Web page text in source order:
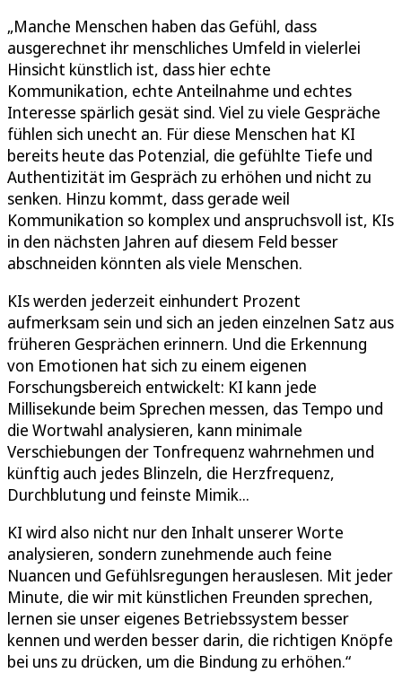
„Manche Menschen haben das Gefühl, dass
ausgerechnet ihr menschliches Umfeld in vielerlei
Hinsicht künstlich ist, dass hier echte
Kommunikation, echte Anteilnahme und echtes
Interesse spärlich gesät sind. Viel zu viele Gespräche
fühlen sich unecht an. Für diese Menschen hat KI
bereits heute das Potenzial, die gefühlte Tiefe und
Authentizität im Gespräch zu erhöhen und nicht zu
senken. Hinzu kommt, dass gerade weil
Kommunikation so komplex und anspruchsvoll ist, KIs
in den nächsten Jahren auf diesem Feld besser
abschneiden könnten als viele Menschen.
KIs werden jederzeit einhundert Prozent
aufmerksam sein und sich an jeden einzelnen Satz aus
früheren Gesprächen erinnern. Und die Erkennung
von Emotionen hat sich zu einem eigenen
Forschungsbereich entwickelt: KI kann jede
Millisekunde beim Sprechen messen, das Tempo und
die Wortwahl analysieren, kann minimale
Verschiebungen der Tonfrequenz wahrnehmen und
künftig auch jedes Blinzeln, die Herzfrequenz,
Durchblutung und feinste Mimik...
KI wird also nicht nur den Inhalt unserer Worte
analysieren, sondern zunehmende auch feine
Nuancen und Gefühlsregungen herauslesen. Mit jeder
Minute, die wir mit künstlichen Freunden sprechen,
lernen sie unser eigenes Betriebssystem besser
kennen und werden besser darin, die richtigen Knöpfe
bei uns zu drücken, um die Bindung zu erhöhen.“